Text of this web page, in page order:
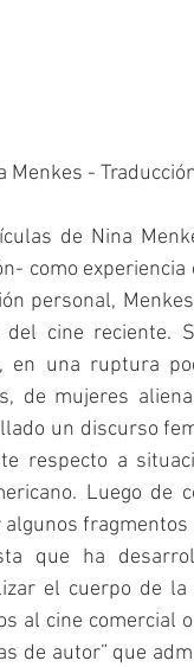
Menkes -
de Nina
como
personal,
del cine reciente.
en una ruptura
de mujeres
un discurso
respecto a
Luego de
fragmentos
que ha
el cuerpo de
al cine comercial
de autor” que